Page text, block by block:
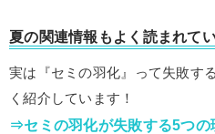
夏の関連情報もよく読まれて
実は『セミの羽化』って失敗す
く紹介しています！
⇒セミの羽化が失敗する5つの